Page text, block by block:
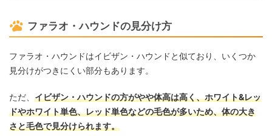
ファラオ・ハウンドの見分け方
ファラオ・ハウンドはイビザン・ハウンドと似ており、いくつか
見分けがつきにくい部分もあります。
ただ、 イビザン・ハウンドの方がやや体高は高く、ホワイト&レッ
ドやホワイト単色、レッド単色などの毛色が多いため、体の大き
さと毛色で見分けられます。